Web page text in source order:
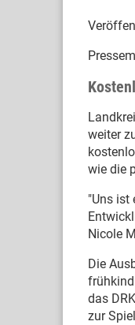
weiter
wie die
"Uns ist
Nicole
Die
das
zur